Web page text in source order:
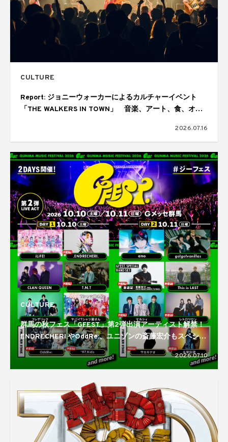
CULTURE
Report: ジョニーウォーカーによるカルチャーイベント
「THE WALKERS IN TOWN」 音楽、アート、食、オー
2026.07.16
CULTURE
群馬の秋フェス「GFEST.」第2弾出演アーティスト解禁！
ENDRECHERI.やOddRe:、ユニゾンの斎藤宏介もスペシャ
ルバンドセットで登場
2026.07.10